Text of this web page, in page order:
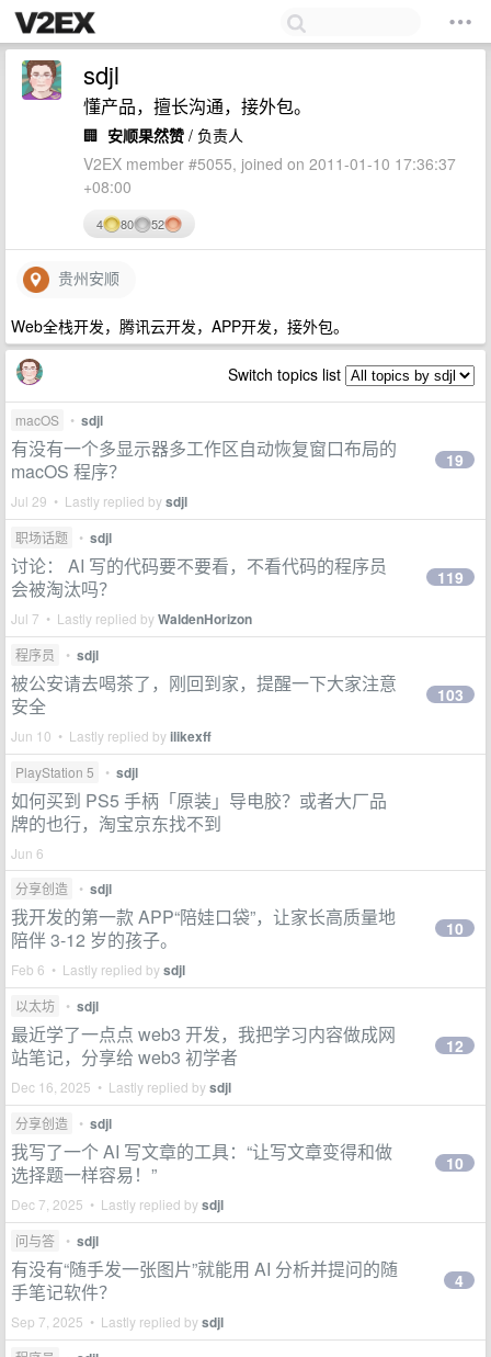
sdjl
懂产品，擅长沟通，接外包。
🏢 安顺果然赞 / 负责人
V2EX member #5055, joined on 2011-01-10 17:36:37
+08:00
4 80 52
贵州安顺
Web全栈开发，腾讯云开发，APP开发，接外包。
Switch topics list
macOS • sdjl
有没有一个多显示器多工作区自动恢复窗口布局的
macOS 程序？
Jul 29 • Lastly replied bysdjl
19
职场话题 • sdjl
讨论： AI 写的代码要不要看，不看代码的程序员
会被淘汰吗？
Jul 7 • Lastly replied byWaldenHorizon
119
程序员 • sdjl
被公安请去喝茶了，刚回到家，提醒一下大家注意
安全
Jun 10 • Lastly replied byilikexff
103
PlayStation 5 • sdjl
如何买到 PS5 手柄「原装」导电胶？或者大厂品
牌的也行，淘宝京东找不到
Jun 6
分享创造
• sdjl
我开发的第一款 APP“陪娃口袋”，让家长高质量地
陪伴 3-12 岁的孩子。
Feb 6 • Lastly replied bysdjl
10
以太坊 • sdjl
最近学了一点点 web3 开发，我把学习内容做成网
站笔记，分享给 web3 初学者
Dec 16, 2025 • Lastly replied bysdjl
12
分享创造 • sdjl
我写了一个 AI 写文章的工具：“让写文章变得和做
选择题一样容易！”
Dec 7, 2025 • Lastly replied bysdjl
10
问与答 • sdjl
有没有“随手发一张图片”就能用 AI 分析并提问的随
手笔记软件？
Sep 7, 2025 • Lastly replied bysdjl
4